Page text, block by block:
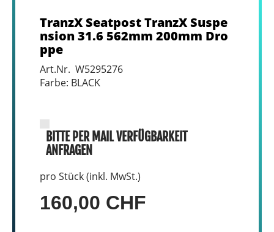
TranzX Seatpost TranzX Suspe
nsion 31.6 562mm 200mm Dro
ppe
Art.Nr. W5295276
Farbe: BLACK
BITTE PER MAIL VERFÜGBARKEIT
ANFRAGEN
pro Stück (inkl. MwSt.)
160,00 CHF